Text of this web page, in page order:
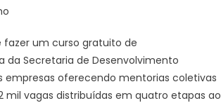
um curso gratuito de
da Secretaria de Desenvolvimento
oferecendo mentorias coletivas
mil vagas distribuídas em quatro etapas ao